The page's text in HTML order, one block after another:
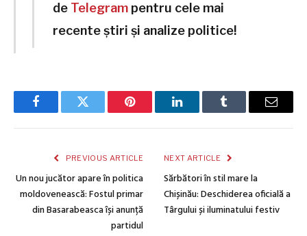
de Telegram pentru cele mai
recente știri și analize politice!
FacebookTwitter Pinterest LinkedInTumblr Email
PREVIOUS ARTICLE
Un nou jucător apare în politica
moldovenească: Fostul primar
din Basarabeasca își anunță
partidul
NEXT ARTICLE
Sărbători în stil mare la
Chișinău: Deschiderea oficială a
Târgului și iluminatului festiv